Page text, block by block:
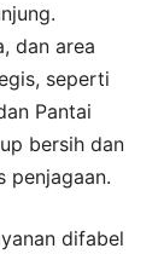
dan area
seperti
Pantai
bersih dan
penjagaan.
difabel